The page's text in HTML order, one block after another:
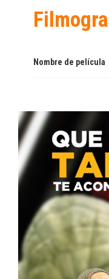
Nombre de película